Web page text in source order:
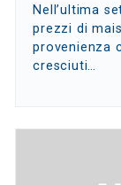
Nell’ultima
prezzi di
provenienza
cresciuti…